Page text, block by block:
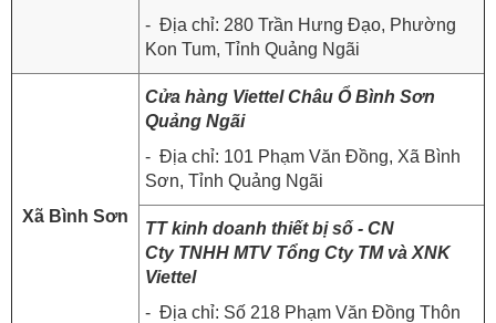
- Địa chỉ: 280 Trần Hưng Đạo, Phường
Kon Tum, Tỉnh Quảng Ngãi
Xã Bình Sơn
Cửa hàng Viettel Châu Ổ Bình Sơn
Quảng Ngãi
- Địa chỉ: 101 Phạm Văn Đồng, Xã Bình
Sơn, Tỉnh Quảng Ngãi
TT kinh doanh thiết bị số - CN
Cty TNHH MTV Tổng Cty TM và XNK
Viettel
- Địa chỉ: Số 218 Phạm Văn Đồng Thôn